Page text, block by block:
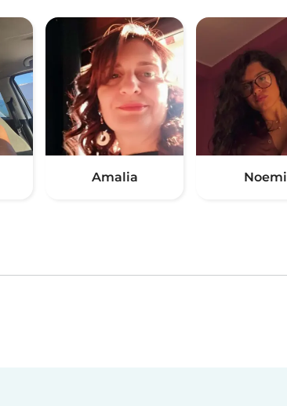
Amalia Noemi